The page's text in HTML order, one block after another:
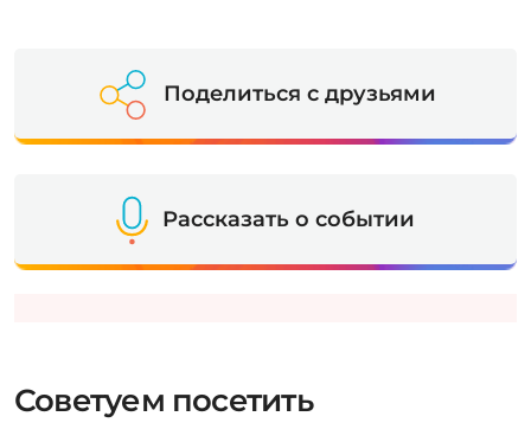
Поделиться с друзьями
Рассказать о событии
Советуем посетить